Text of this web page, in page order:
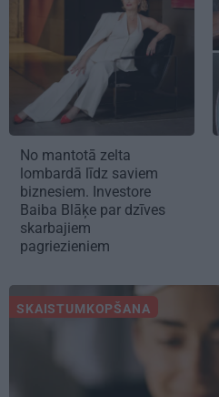
No mantotā zelta
lombardā līdz saviem
biznesiem. Investore
Baiba Blāķe par dzīves
skarbajiem
pagriezieniem
SKAISTUMKOPŠANA